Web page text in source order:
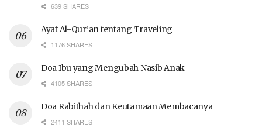
639 SHARES
Ayat Al-Qur’an tentang Traveling
1176 SHARES
Doa Ibu yang Mengubah Nasib Anak
4105 SHARES
Doa Rabithah dan Keutamaan Membacanya
2411 SHARES